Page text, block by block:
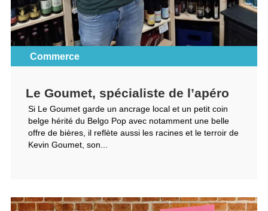
Commerce
Le Goumet, spécialiste de l’apéro
Si Le Goumet garde un ancrage local et un petit coin
belge hérité du Belgo Pop avec notamment une belle
offre de bières, il reflète aussi les racines et le terroir de
Kevin Goumet, son...